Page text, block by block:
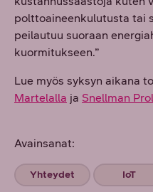
polttoaineenkulutusta tai
peilautuu suoraan
kuormitukseen.”
Lue myös syksyn aikana
Martelalla ja Snellman
Avainsanat:
Yhteydet IoT